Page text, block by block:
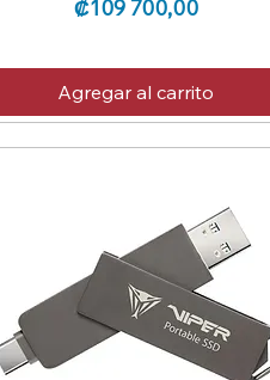
Precio
₡109 700,00
Agregar al carrito